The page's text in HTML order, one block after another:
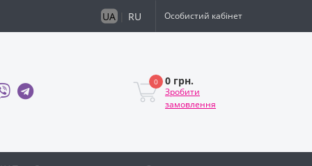
UA RU Особистий кабінет
0 0 грн.
Зробити
замовлення